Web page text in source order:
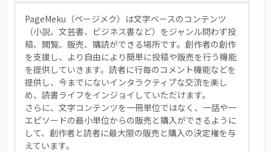
PageMeku（ページメク）は文字ベースのコンテンツ
（小説、文芸書、ビジネス書など）をジャンル問わず投
稿、閲覧、販売、購読ができる場所です。創作者の創作
を支援し、より自由により簡単に投稿や販売を行う機能
を提供していきます。読者に行毎のコメント機能などを
提供し、今までにないインタラクティブな交流を楽し
め、読書ライフをインジョイしていただけます。
さらに、文字コンテンツを一冊単位ではなく、一話や一
エピソードの最小単位からの販売と購入ができるように
して、創作者と読者に最大限の販売と購入の決定権を与
えています。